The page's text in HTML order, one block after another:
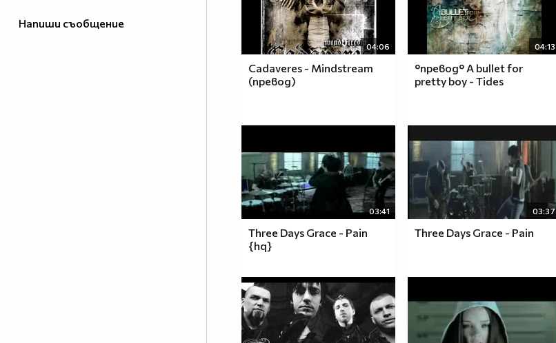
Напиши съобщение
04:06
Cadaveres - Mindstream
(превод)
04:13
°превод° A bullet for
pretty boy - Tides
03:41
Three Days Grace - Pain
{hq}
03:37
Three Days Grace - Pain